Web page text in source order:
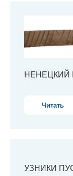
НЕНЕЦКИЙ
Читать
УЗНИКИ